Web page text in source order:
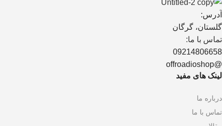
آدرس:
گلستان، گرگان
تماس با ما:
09214806658
@offroadioshop
لینک های مفید
درباره ما
تماس با ما